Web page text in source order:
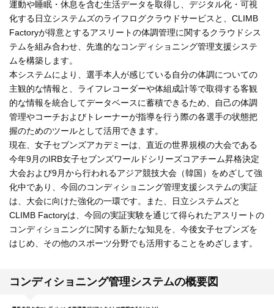
運動や睡眠・休息を含む生活データを取得し、デジタル化・可視
化する日立システムズのライフログクラウドサービスと、CLIMB
Factoryが得意とするアスリートの体調管理に関するクラウドシス
テムを組み合わせ、先進的なコンディショニング管理支援システ
ムを構築します。
本システムにより、選手本人が感じている自分の体調についての
主観的な情報と、ライフレコーダーや体組成計等で取得する客観
的な情報を統合してデータベースに蓄積できるため、自己の体調
管理やコーチおよびトレーナーが指導を行う際の各選手の状態把
握のためのツールとして活用できます。
現在、女子セブンズアカデミーは、直近の世界規模の大会である
今年9月のIRB女子セブンズワールドシリーズコアチーム昇格決定
大会および9月から行われるアジア競技大会（韓国）をめざして強
化中であり、今回のコンディショニング管理支援システムの実証
は、大会に向けた強化の一環です。また、日立システムズと
CLIMB Factoryは、今回の実証実験を通じて得られたアスリートの
コンディショニングに関する新たな知見を、今後女子セブンズを
はじめ、その他のスポーツ分野でも活用することをめざします。
コンディショニング管理システムの概要図